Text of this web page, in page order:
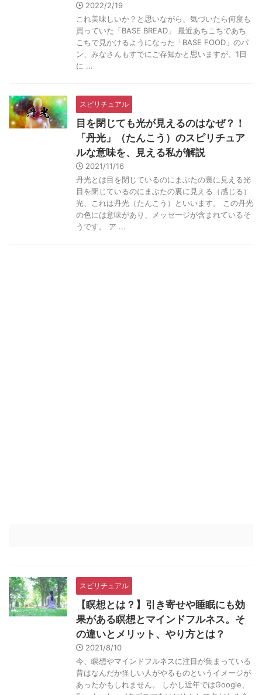
2022/2/19
これ美味しいか？と思いながら、気づいたら何度も
買っていた「BASE BREAD」 最近あちこちであち
こちで見かけるようになった「BASE FOOD」のパ
ン、みなさんもすでにご存知かと思いますが、1日
に ...
スピリチュアル
目を閉じても光が見えるのはなぜ？！
「丹光」（たんこう）のスピリチュア
ルな意味を、見える私が解説
2021/11/16
丹光とは目を閉じているのにまぶたの裏に見える光
目を閉じているのにまぶたの裏に見える（感じる）
光、これは丹光（たんこう）といいます。 この丹光
の色には意味があり、メッセージが含まれているそ
うです。 ア ...
スピリチュアル
【瞑想とは？】引き寄せや睡眠にも効
果がある瞑想とマインドフルネス。そ
の違いとメリット、やり方とは？
2021/8/10
今、瞑想やマインドフルネスに注目が集まっている
昔はなんだか怪しい人がやるものというイメージが
あったかもしれません。 しかし近年ではGoogle、